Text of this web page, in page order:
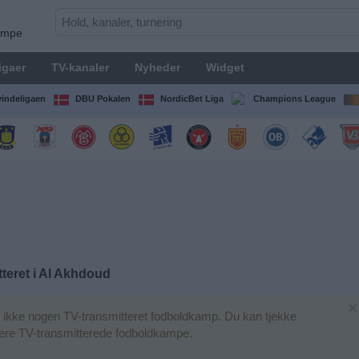
TV-kanaler Nyheder Widget
DBU Pokalen NordicBet Liga Champions League
i Al Akhdoud
nogen TV-transmitteret fodboldkamp. Du kan tjekke
TV-transmitterede fodboldkampe.